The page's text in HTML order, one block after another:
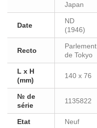
Japan
Date
ND
(1946)
Recto
Parlement
de Tokyo
L x H
(mm)
140 x 76
№ de
série
1135822
Etat Neuf